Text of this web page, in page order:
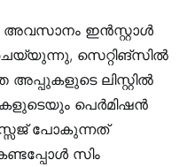
അവസാനം ഇൻസ്റ്റാൾ
സെറ്റിങ്സിൽ
ലിസ്റ്റിൽ
പെർമിഷൻ
പോകുന്നത്
സിം